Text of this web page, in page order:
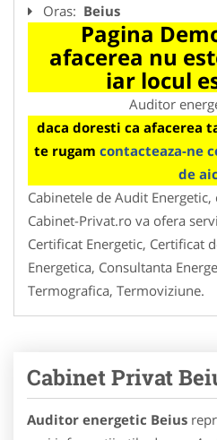
Oras: Beius
Pagina
afacerea nu
iar locul
Auditor
daca doresti ca afacerea
te rugam contacteaza-ne
de
Cabinetele de Audit
Cabinet-Privat.ro va ofera
Certificat Energetic, Certificat
Energetica, Consultanta
Termografica, Termoviziune.
Cabinet Privat
Auditor energetic Beius